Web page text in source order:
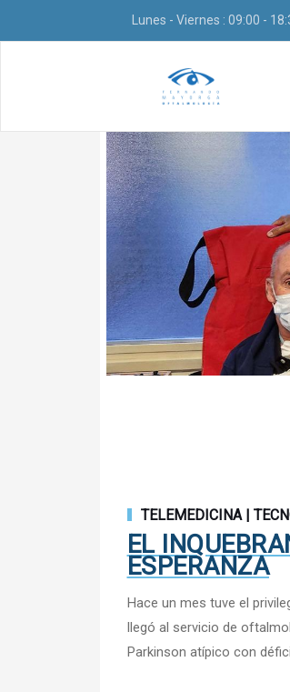
Lunes - Viernes : 09:00 -
TELEMEDICINA |
EL
ESPERANZA
Hace un mes tuve el
llegó al servicio de
Parkinson atípico con